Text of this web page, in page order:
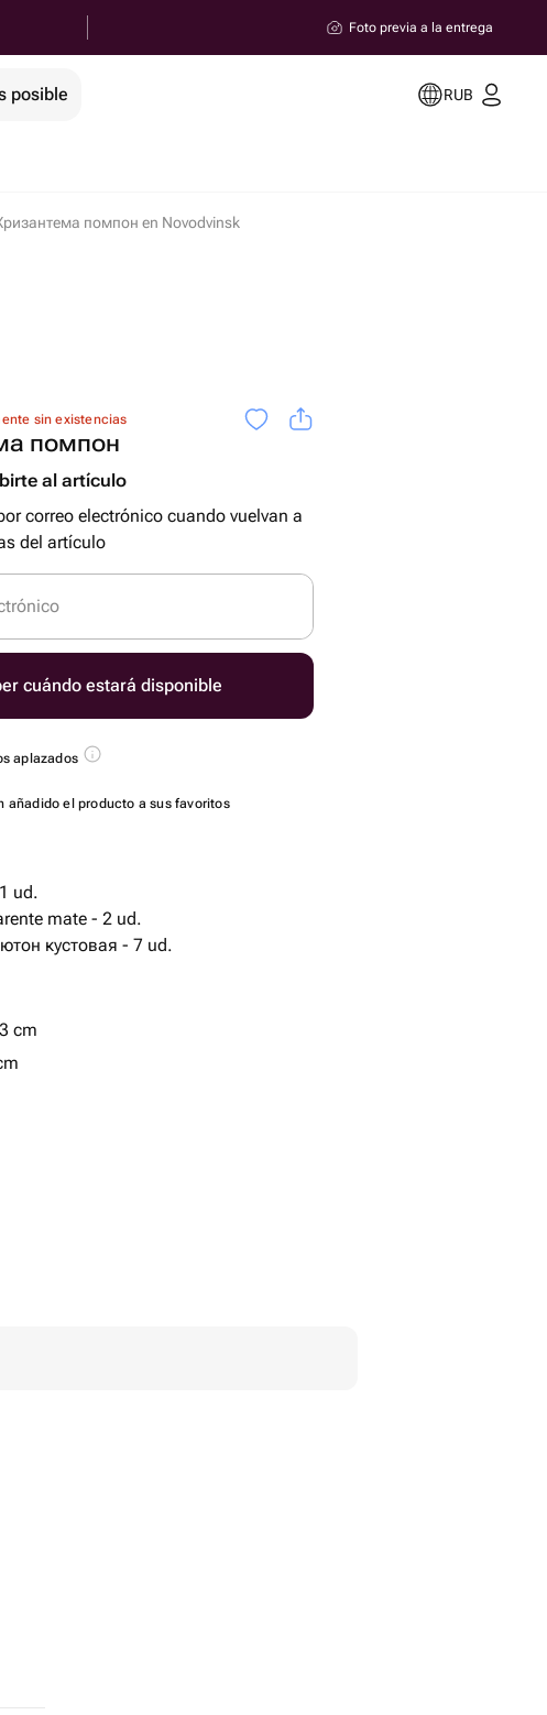
Foto previa a la entrega
posible RUB
помпон en Novodvinsk
sin existencias
помпон
al artículo
correo electrónico cuando vuelvan a
del artículo
cuándo estará disponible
aplazados
añadido el producto a sus favoritos
ud.
mate - 2 ud.
кустовая - 7 ud.
cm